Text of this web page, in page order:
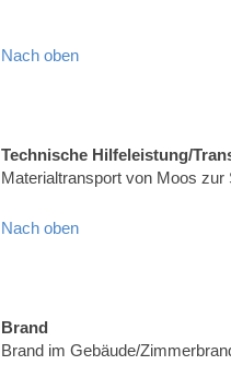
Nach oben
Technische Hilfeleistung/
Materialtransport von Moos
Nach oben
Brand
Brand im Gebäude/